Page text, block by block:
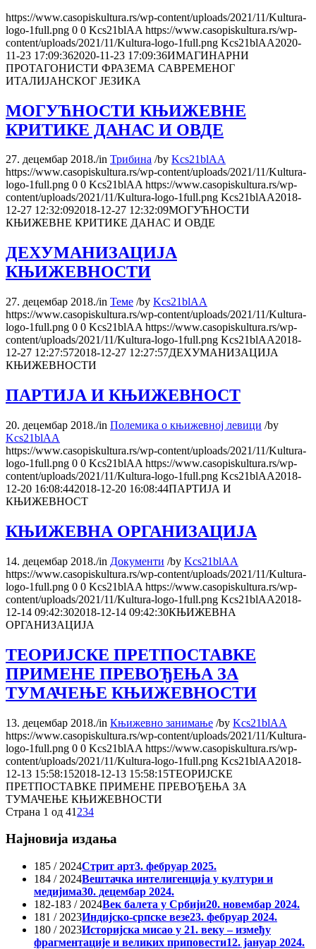
https://www.casopiskultura.rs/wp-content/uploads/2021/11/Kultura-
logo-1full.png 0 0 Kcs21blAA https://www.casopiskultura.rs/wp-
content/uploads/2021/11/Kultura-logo-1full.png Kcs21blAA2020-
11-23 17:09:362020-11-23 17:09:36ИМАГИНАРНИ
ПРОТАГОНИСТИ ФРАЗЕМА САВРЕМЕНОГ
ИТАЛИЈАНСКОГ ЈЕЗИКА
МОГУЋНОСТИ КЊИЖЕВНЕ
КРИТИКЕ ДАНАС И ОВДЕ
27. децембар 2018./in Трибина /by Kcs21blAA
https://www.casopiskultura.rs/wp-content/uploads/2021/11/Kultura-
logo-1full.png 0 0 Kcs21blAA https://www.casopiskultura.rs/wp-
content/uploads/2021/11/Kultura-logo-1full.png Kcs21blAA2018-
12-27 12:32:092018-12-27 12:32:09МОГУЋНОСТИ
КЊИЖЕВНЕ КРИТИКЕ ДАНАС И ОВДЕ
ДЕХУМАНИЗАЦИЈА
КЊИЖЕВНОСТИ
27. децембар 2018./in Теме /by Kcs21blAA
https://www.casopiskultura.rs/wp-content/uploads/2021/11/Kultura-
logo-1full.png 0 0 Kcs21blAA https://www.casopiskultura.rs/wp-
content/uploads/2021/11/Kultura-logo-1full.png Kcs21blAA2018-
12-27 12:27:572018-12-27 12:27:57ДЕХУМАНИЗАЦИЈА
КЊИЖЕВНОСТИ
ПАРТИЈА И КЊИЖЕВНОСТ
20. децембар 2018./in Полемика о књижевној левици /by
Kcs21blAA
https://www.casopiskultura.rs/wp-content/uploads/2021/11/Kultura-
logo-1full.png 0 0 Kcs21blAA https://www.casopiskultura.rs/wp-
content/uploads/2021/11/Kultura-logo-1full.png Kcs21blAA2018-
12-20 16:08:442018-12-20 16:08:44ПАРТИЈА И
КЊИЖЕВНОСТ
КЊИЖЕВНА ОРГАНИЗАЦИЈА
14. децембар 2018./in Документи /by Kcs21blAA
https://www.casopiskultura.rs/wp-content/uploads/2021/11/Kultura-
logo-1full.png 0 0 Kcs21blAA https://www.casopiskultura.rs/wp-
content/uploads/2021/11/Kultura-logo-1full.png Kcs21blAA2018-
12-14 09:42:302018-12-14 09:42:30КЊИЖЕВНА
ОРГАНИЗАЦИЈА
ТЕОРИЈСКЕ ПРЕТПОСТАВКЕ
ПРИМЕНЕ ПРЕВОЂЕЊА ЗА
ТУМАЧЕЊЕ КЊИЖЕВНОСТИ
13. децембар 2018./in Књижевно занимање /by Kcs21blAA
https://www.casopiskultura.rs/wp-content/uploads/2021/11/Kultura-
logo-1full.png 0 0 Kcs21blAA https://www.casopiskultura.rs/wp-
content/uploads/2021/11/Kultura-logo-1full.png Kcs21blAA2018-
12-13 15:58:152018-12-13 15:58:15ТЕОРИЈСКЕ
ПРЕТПОСТАВКЕ ПРИМЕНЕ ПРЕВОЂЕЊА ЗА
ТУМАЧЕЊЕ КЊИЖЕВНОСТИ
Страна 1 од 41 234
Најновија издања
185 / 2024Стрит арт3. фебруар 2025.
184 / 2024Вештачка интелигенција у култури и
медијима30. децембар 2024.
182-183 / 2024Век балета у Србији20. новембар 2024.
181 / 2023Индијско-српске везе23. фебруар 2024.
180 / 2023Историјска мисао у 21. веку – између
фрагментације и великих приповести12. јануар 2024.